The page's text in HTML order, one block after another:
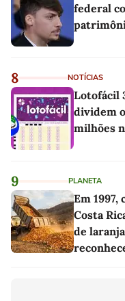
federal
8 NOTÍCIAS
Lotofácil
dividem
milhões
9 PLANETA
Em
Costa
de